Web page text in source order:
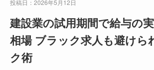
投稿日：2026年5月12日
建設業の試用期間で給与の
相場 ブラック求人も避けら
ク術